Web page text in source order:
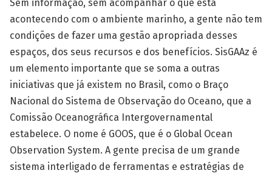
Sem informação, sem acompanhar o que está
acontecendo com o ambiente marinho, a gente não tem
condições de fazer uma gestão apropriada desses
espaços, dos seus recursos e dos benefícios. SisGAAz é
um elemento importante que se soma a outras
iniciativas que já existem no Brasil, como o Braço
Nacional do Sistema de Observação do Oceano, que a
Comissão Oceanográfica Intergovernamental
estabelece. O nome é GOOS, que é o Global Ocean
Observation System. A gente precisa de um grande
sistema interligado de ferramentas e estratégias de